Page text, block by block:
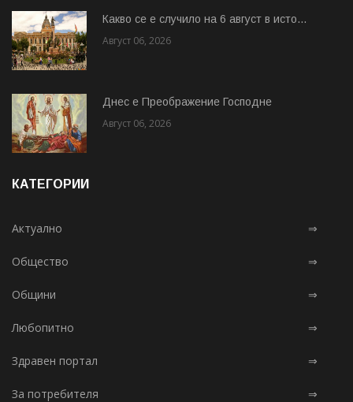
Какво се е случило на 6 август в исто...
Август 06, 2026
Днес е Преображение Господне
Август 06, 2026
КАТЕГОРИИ
Актуално ⇒
Общество ⇒
Общини ⇒
Любопитно ⇒
Здравен портал ⇒
За потребителя ⇒